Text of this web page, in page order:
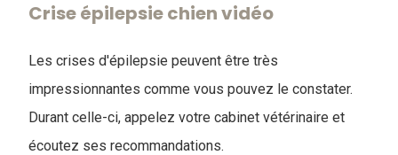
Crise épilepsie chien vidéo
Les crises d'épilepsie peuvent être très
impressionnantes comme vous pouvez le constater.
Durant celle-ci, appelez votre cabinet vétérinaire et
écoutez ses recommandations.